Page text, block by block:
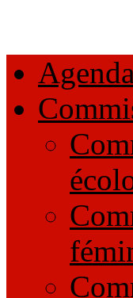
Agenda